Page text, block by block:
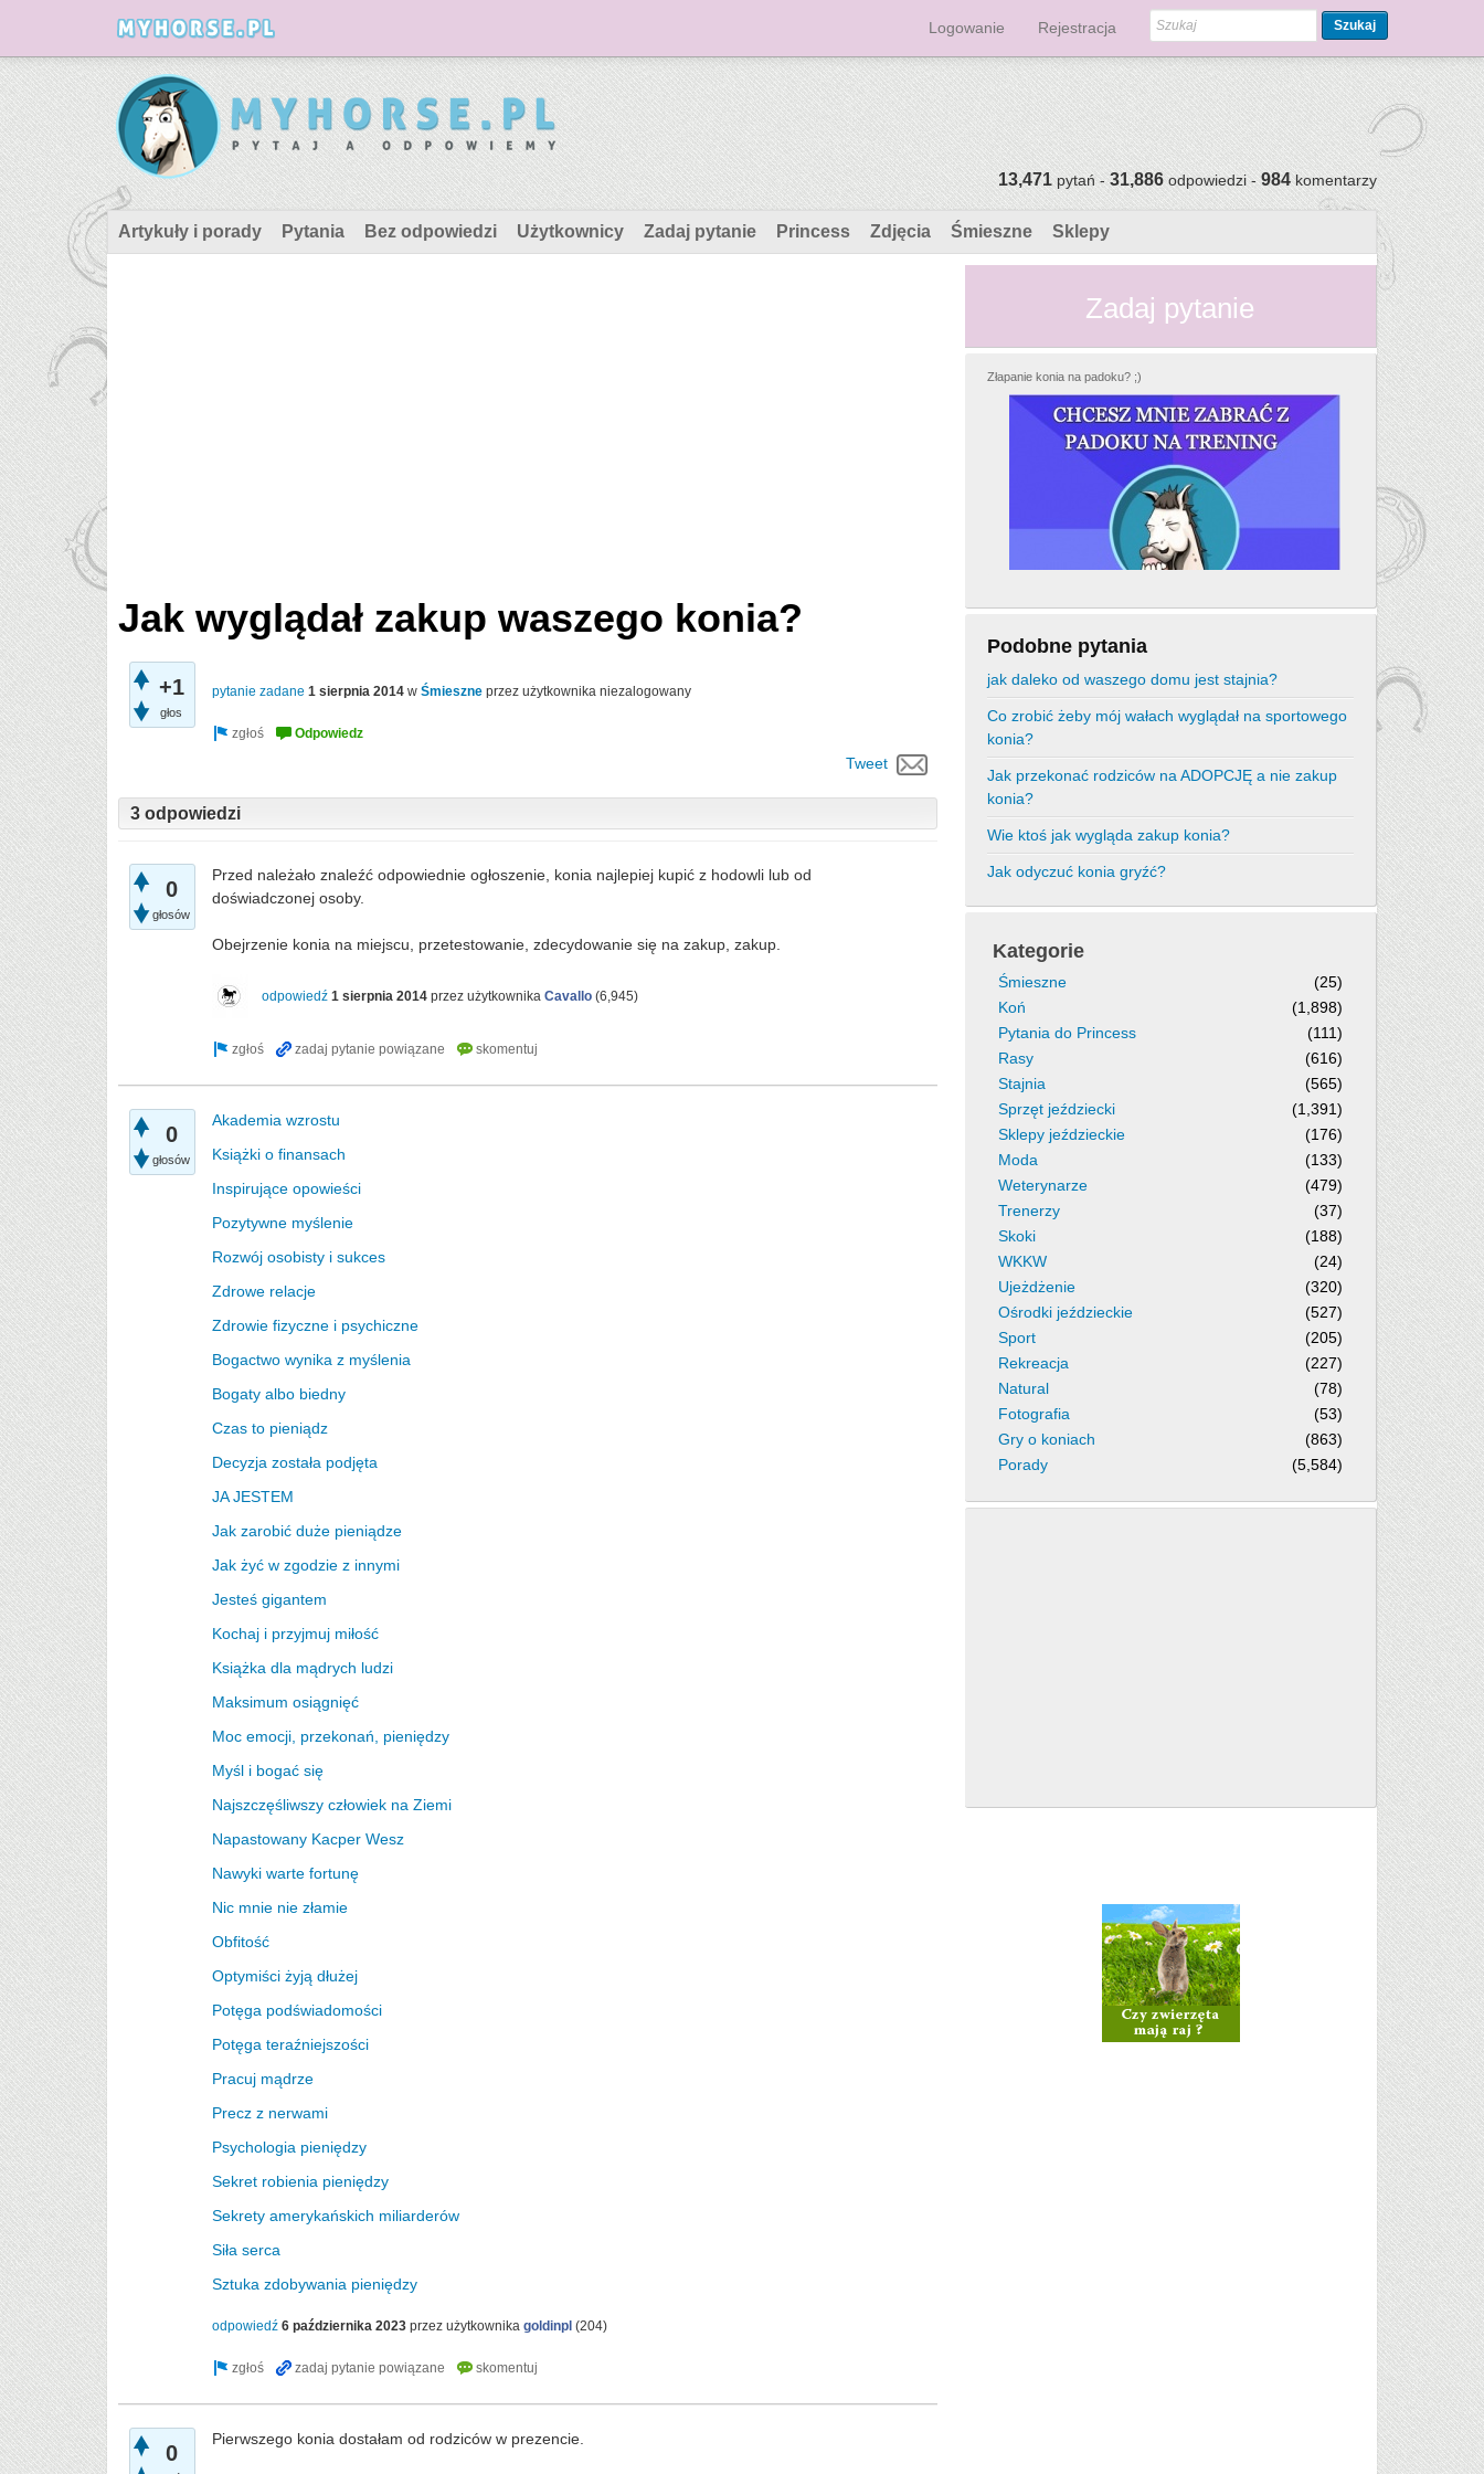
Logowanie Rejestracja Szukaj
13,471pytań -31,886odpowiedzi -984komentarzy
Artykuły i porady Pytania Bez odpowiedzi Użytkownicy Zadaj pytanie Princess Zdjęcia Śmieszne Sklepy
Jak wyglądał zakup waszego konia?
+1
głos
pytanie zadane 1 sierpnia 2014 w Śmieszne przez użytkownika niezalogowany
Tweet
3 odpowiedzi
0
głosów
Przed należało znaleźć odpowiednie ogłoszenie, konia najlepiej kupić z hodowli lub od
doświadczonej osoby.
Obejrzenie konia na miejscu, przetestowanie, zdecydowanie się na zakup, zakup.
odpowiedź 1 sierpnia 2014 przez użytkownika Cavallo (6,945)
0
głosów
Akademia wzrostu
Książki o finansach
Inspirujące opowieści
Pozytywne myślenie
Rozwój osobisty i sukces
Zdrowe relacje
Zdrowie fizyczne i psychiczne
Bogactwo wynika z myślenia
Bogaty albo biedny
Czas to pieniądz
Decyzja została podjęta
JA JESTEM
Jak zarobić duże pieniądze
Jak żyć w zgodzie z innymi
Jesteś gigantem
Kochaj i przyjmuj miłość
Książka dla mądrych ludzi
Maksimum osiągnięć
Moc emocji, przekonań, pieniędzy
Myśl i bogać się
Najszczęśliwszy człowiek na Ziemi
Napastowany Kacper Wesz
Nawyki warte fortunę
Nic mnie nie złamie
Obfitość
Optymiści żyją dłużej
Potęga podświadomości
Potęga teraźniejszości
Pracuj mądrze
Precz z nerwami
Psychologia pieniędzy
Sekret robienia pieniędzy
Sekrety amerykańskich miliarderów
Siła serca
Sztuka zdobywania pieniędzy
odpowiedź 6 października 2023 przez użytkownika goldinpl (204)
0
Pierwszego konia dostałam od rodziców w prezencie.
Zadaj pytanie
Złapanie konia na padoku? ;)
Podobne pytania
jak daleko od waszego domu jest stajnia?
Co zrobić żeby mój wałach wyglądał na sportowego
konia?
Jak przekonać rodziców na ADOPCJĘ a nie zakup
konia?
Wie ktoś jak wygląda zakup konia?
Jak odyczuć konia gryźć?
Kategorie
Śmieszne
(25)
Koń
(1,898)
Pytania do Princess
(111)
Rasy
(616)
Stajnia
(565)
Sprzęt jeździecki
(1,391)
Sklepy jeździeckie
(176)
Moda
(133)
Weterynarze
(479)
Trenerzy
(37)
Skoki
(188)
WKKW
(24)
Ujeżdżenie
(320)
Ośrodki jeździeckie
(527)
Sport
(205)
Rekreacja
(227)
Natural
(78)
Fotografia
(53)
Gry o koniach
(863)
Porady
(5,584)